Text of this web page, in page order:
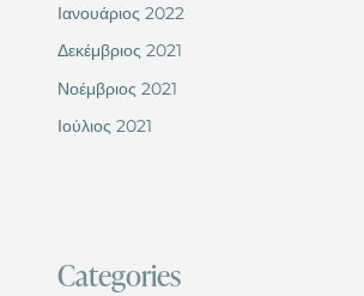
Ιανουάριος 2022
Δεκέμβριος 2021
Νοέμβριος 2021
Ιούλιος 2021
Categories